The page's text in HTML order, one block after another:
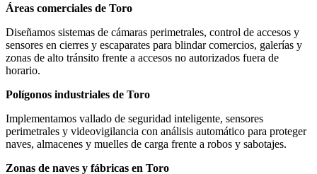
Áreas comerciales de Toro
Diseñamos sistemas de cámaras perimetrales, control de accesos y
sensores en cierres y escaparates para blindar comercios, galerías y
zonas de alto tránsito frente a accesos no autorizados fuera de
horario.
Polígonos industriales de Toro
Implementamos vallado de seguridad inteligente, sensores
perimetrales y videovigilancia con análisis automático para proteger
naves, almacenes y muelles de carga frente a robos y sabotajes.
Zonas de naves y fábricas en Toro